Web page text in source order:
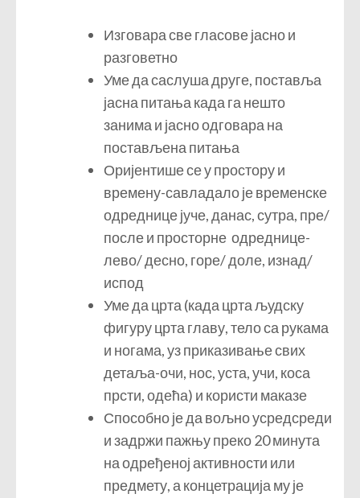
Изговара све гласове јасно и
разговетно
Уме да саслуша друге, поставља
јасна питања када га нешто
занима и јасно одговара на
постављена питања
Оријентише се у простору и
времену-савладало је временске
одреднице јуче, данас, сутра, пре/
после и просторне одреднице-
лево/ десно, горе/ доле, изнад/
испод
Уме да црта (када црта људску
фигуру црта главу, тело са рукама
и ногама, уз приказивање свих
детаља-очи, нос, уста, учи, коса
прсти, одећа) и користи маказе
Способно је да вољно усредсреди
и задржи пажњу преко 20 минута
на одређеној активности или
предмету, а концетрација му је